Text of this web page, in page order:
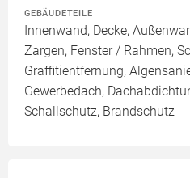
GEBÄUDETEILE
Innenwand, Decke,
Zargen, Fenster / Rahmen,
Graffitientfernung,
Gewerbedach,
Schallschutz, Brandschutz